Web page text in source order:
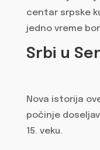
centar srpske
jedno vreme
Srbi u
Nova istorija
počinje
15. veku.